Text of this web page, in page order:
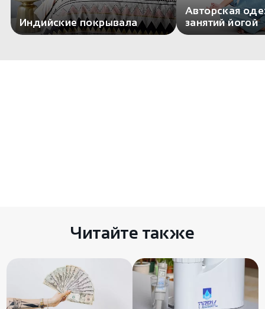
Индийские покрывала
Авторская
занятий йогой
Читайте также